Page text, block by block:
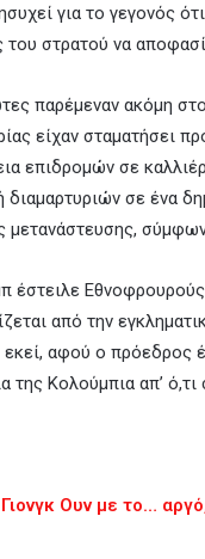
για το γεγονός
στρατού να
παρέμεναν ακόμη
είχαν σταματήσει
επιδρομών σε
διαμαρτυριών σε ένα
από την
αφού ο πρόεδρος
Κολούμπια απ’ ό,τι
Ουν με το…